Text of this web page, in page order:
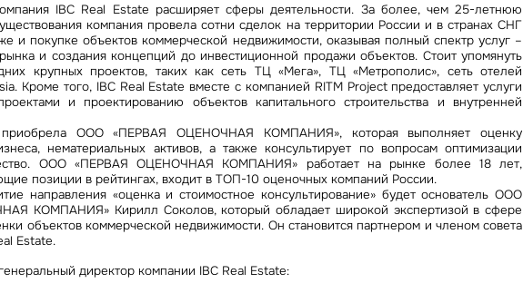
IBC Real Estate расширяет сферы деятельности. За более, чем 25-летнюю
компания провела сотни сделок на территории России и в странах СНГ
и покупке объектов коммерческой недвижимости, оказывая полный спектр услуг –
и создания концепций до инвестиционной продажи объектов. Стоит упомянуть
крупных проектов, таких как сеть ТЦ «Мега», ТЦ «Метрополис», сеть отелей
Кроме того, IBC Real Estate вместе с компанией RITM Project предоставляет услуги
и проектированию объектов капитального строительства и внутренней
ООО «ПЕРВАЯ ОЦЕНОЧНАЯ КОМПАНИЯ», которая выполняет оценку
нематериальных активов, а также консультирует по вопросам оптимизации
ООО «ПЕРВАЯ ОЦЕНОЧНАЯ КОМПАНИЯ» работает на рынке более 18 лет,
позиции в рейтингах, входит в ТОП-10 оценочных компаний России.
направления «оценка и стоимостное консультирование» будет основатель ООО
КОМПАНИЯ» Кирилл Соколов, который обладает широкой экспертизой в сфере
объектов коммерческой недвижимости. Он становится партнером и членом совета
Estate.
директор компании IBC Real Estate: